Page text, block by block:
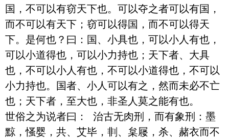
国，不可以有窃天下也。可以夺之者可以有国，
而不可以有天下；窃可以得国，而不可以得天
下。是何也？曰：国、小具也，可以小人有也，
可以小道得也，可以小力持也；天下者、大具
也，不可以小人有也，不可以小道得也，不可以
小力持也。国者、小人可以有之，然而未必不亡
也；天下者，至大也，非圣人莫之能有也。
世俗之为说者曰： 治古无肉刑，而有象刑：墨
黥，慅婴，共、艾毕，剕、枲屦，杀、赭衣而不